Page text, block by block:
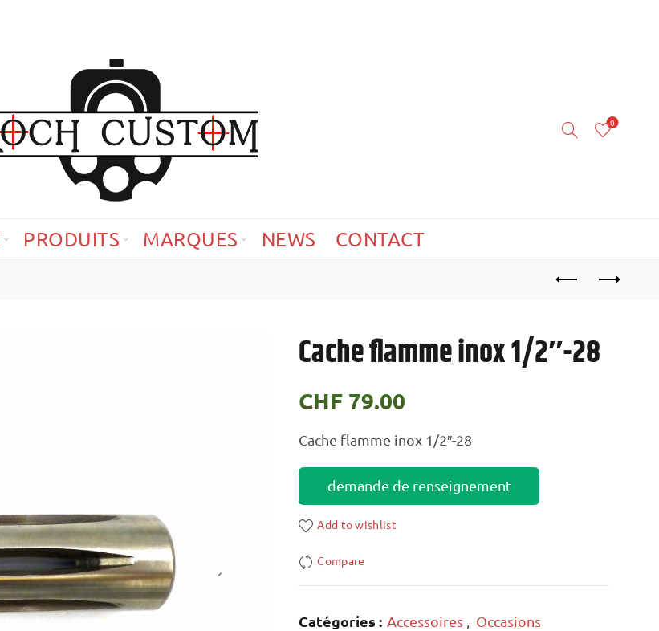
0
PRODUITS MARQUES NEWS CONTACT
Cache flamme inox 1/2″-28
CHF 79.00
Cache flamme inox 1/2″-28
demande de renseignement
Add to wishlist
Compare
Catégories : Accessoires Occasions